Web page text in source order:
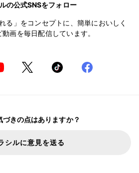
の公式SNSをフォロー
る」をコンセプトに、簡単においしく
画を毎日配信しています。
づきの点はありますか？
シルに意見を送る